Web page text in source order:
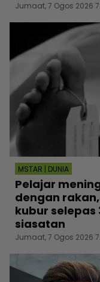
Jumaat, 7 Ogos 2026
MSTAR | DUNIA
Pelajar
dengan
kubur selepas
siasatan
Jumaat, 7 Ogos 2026